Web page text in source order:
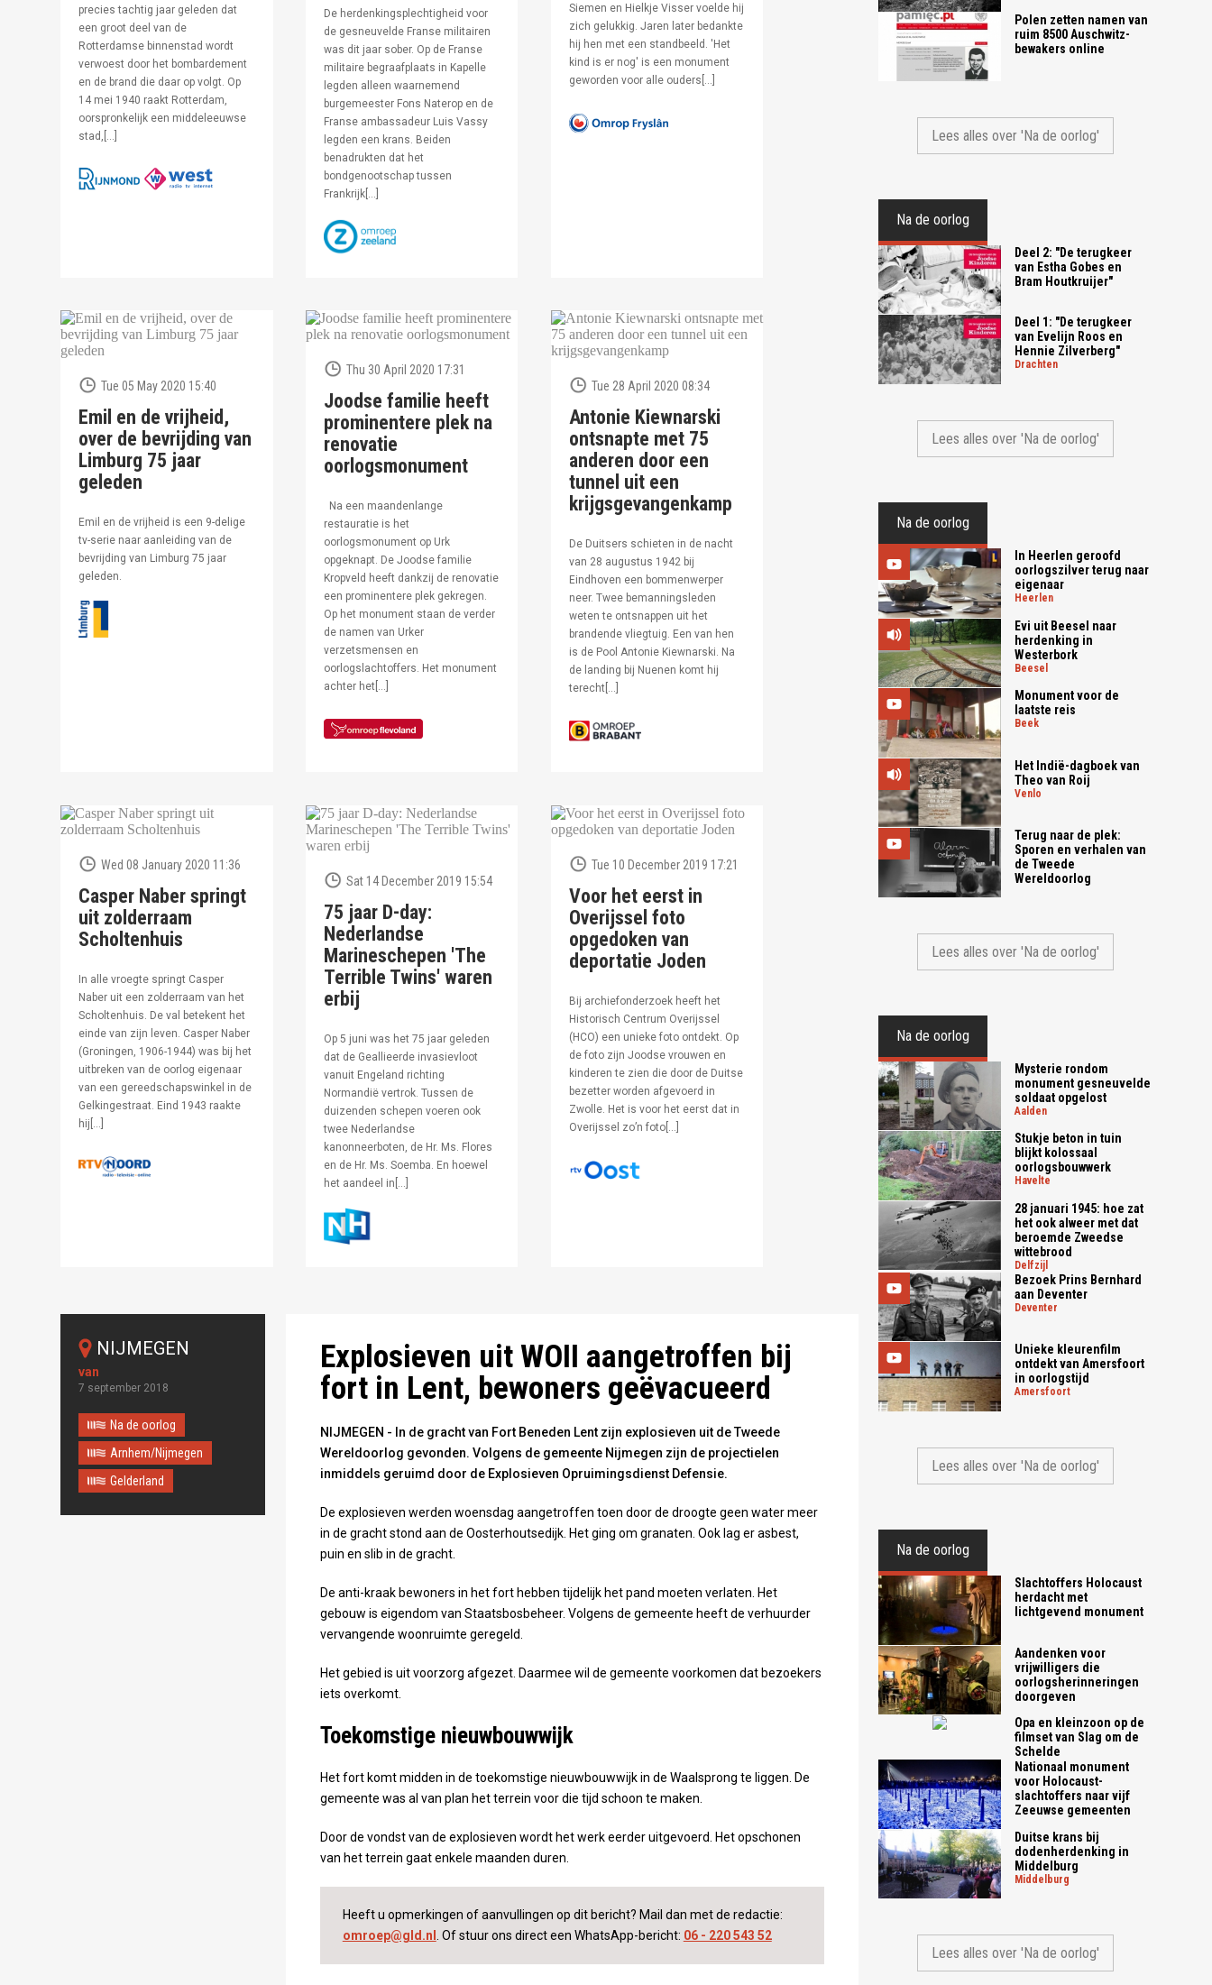
precies tachtig jaar geleden dat
een groot deel van de
Rotterdamse binnenstad wordt
verwoest door het bombardement
en de brand die daar op volgt. Op
14 mei 1940 raakt Rotterdam,
oorspronkelijk een middeleeuwse
stad,[…]
De herdenkingsplechtigheid voor
de gesneuvelde Franse militairen
was dit jaar sober. Op de Franse
militaire begraafplaats in Kapelle
legden alleen waarnemend
burgemeester Fons Naterop en de
Franse ambassadeur Luis Vassy
legden een krans. Beiden
benadrukten dat het
bondgenootschap tussen
Frankrijk[…]
Siemen en Hielkje Visser voelde hij
zich gelukkig. Jaren later bedankte
hij hen met een standbeeld. 'Het
kind is er nog' is een monument
geworden voor alle ouders[…]
Tue 05 May 2020 15:40
Emil en de vrijheid,
over de bevrijding van
Limburg 75 jaar
geleden
Emil en de vrijheid is een 9-delige
tv-serie naar aanleiding van de
bevrijding van Limburg 75 jaar
geleden.
Thu 30 April 2020 17:31
Joodse familie heeft
prominentere plek na
renovatie
oorlogsmonument
Na een maandenlange
restauratie is het
oorlogsmonument op Urk
opgeknapt. De Joodse familie
Kropveld heeft dankzij de renovatie
een prominentere plek gekregen.
Op het monument staan de verder
de namen van Urker
verzetsmensen en
oorlogslachtoffers. Het monument
achter het[…]
Tue 28 April 2020 08:34
Antonie Kiewnarski
ontsnapte met 75
anderen door een
tunnel uit een
krijgsgevangenkamp
De Duitsers schieten in de nacht
van 28 augustus 1942 bij
Eindhoven een bommenwerper
neer. Twee bemanningsleden
weten te ontsnappen uit het
brandende vliegtuig. Een van hen
is de Pool Antonie Kiewnarski. Na
de landing bij Nuenen komt hij
terecht[…]
Wed 08 January 2020 11:36
Casper Naber springt
uit zolderraam
Scholtenhuis
In alle vroegte springt Casper
Naber uit een zolderraam van het
Scholtenhuis. De val betekent het
einde van zijn leven. Casper Naber
(Groningen, 1906-1944) was bij het
uitbreken van de oorlog eigenaar
van een gereedschapswinkel in de
Gelkingestraat. Eind 1943 raakte
hij[…]
Sat 14 December 2019 15:54
75 jaar D-day:
Nederlandse
Marineschepen 'The
Terrible Twins' waren
erbij
Op 5 juni was het 75 jaar geleden
dat de Geallieerde invasievloot
vanuit Engeland richting
Normandië vertrok. Tussen de
duizenden schepen voeren ook
twee Nederlandse
kanonneerboten, de Hr. Ms. Flores
en de Hr. Ms. Soemba. En hoewel
het aandeel in[…]
Tue 10 December 2019 17:21
Voor het eerst in
Overijssel foto
opgedoken van
deportatie Joden
Bij archiefonderzoek heeft het
Historisch Centrum Overijssel
(HCO) een unieke foto ontdekt. Op
de foto zijn Joodse vrouwen en
kinderen te zien die door de Duitse
bezetter worden afgevoerd in
Zwolle. Het is voor het eerst dat in
Overijssel zo’n foto[…]
NIJMEGEN
7 september 2018
Na de oorlog
Arnhem/Nijmegen
Gelderland
Explosieven uit WOII aangetroffen bij
fort in Lent, bewoners geëvacueerd
NIJMEGEN - In de gracht van Fort Beneden Lent zijn explosieven uit de Tweede
Wereldoorlog gevonden. Volgens de gemeente Nijmegen zijn de projectielen
inmiddels geruimd door de Explosieven Opruimingsdienst Defensie.
De explosieven werden woensdag aangetroffen toen door de droogte geen water meer
in de gracht stond aan de Oosterhoutsedijk. Het ging om granaten. Ook lag er asbest,
puin en slib in de gracht.
De anti-kraak bewoners in het fort hebben tijdelijk het pand moeten verlaten. Het
gebouw is eigendom van Staatsbosbeheer. Volgens de gemeente heeft de verhuurder
vervangende woonruimte geregeld.
Het gebied is uit voorzorg afgezet. Daarmee wil de gemeente voorkomen dat bezoekers
iets overkomt.
Toekomstige nieuwbouwwijk
Het fort komt midden in de toekomstige nieuwbouwwijk in de Waalsprong te liggen. De
gemeente was al van plan het terrein voor die tijd schoon te maken.
Door de vondst van de explosieven wordt het werk eerder uitgevoerd. Het opschonen
van het terrein gaat enkele maanden duren.
Heeft u opmerkingen of aanvullingen op dit bericht? Mail dan met de redactie:
omroep@gld.nl
. Of stuur ons direct een WhatsApp-bericht: 06 - 220 543 52
Polen zetten namen van
ruim 8500 Auschwitz-
bewakers online
Lees alles over 'Na de oorlog'
Na de oorlog
Deel 2: "De terugkeer
van Estha Gobes en
Bram Houtkruijer"
Deel 1: "De terugkeer
van Evelijn Roos en
Hennie Zilverberg"
drachten
Lees alles over 'Na de oorlog'
Na de oorlog
In Heerlen geroofd
oorlogszilver terug naar
eigenaar
heerlen
Evi uit Beesel naar
herdenking in
Westerbork
beesel
Monument voor de
laatste reis
beek
Het Indië-dagboek van
Theo van Roij
venlo
Terug naar de plek:
Sporen en verhalen van
de Tweede
Wereldoorlog
Lees alles over 'Na de oorlog'
Na de oorlog
Mysterie rondom
monument gesneuvelde
soldaat opgelost
aalden
Stukje beton in tuin
blijkt kolossaal
oorlogsbouwwerk
havelte
28 januari 1945: hoe zat
het ook alweer met dat
beroemde Zweedse
wittebrood
delfzijl
Bezoek Prins Bernhard
aan Deventer
deventer
Unieke kleurenfilm
ontdekt van Amersfoort
in oorlogstijd
amersfoort
Lees alles over 'Na de oorlog'
Na de oorlog
Slachtoffers Holocaust
herdacht met
lichtgevend monument
Aandenken voor
vrijwilligers die
oorlogsherinneringen
doorgeven
Opa en kleinzoon op de
filmset van Slag om de
Schelde
Nationaal monument
voor Holocaust-
slachtoffers naar vijf
Zeeuwse gemeenten
Duitse krans bij
dodenherdenking in
Middelburg
middelburg
Lees alles over 'Na de oorlog'